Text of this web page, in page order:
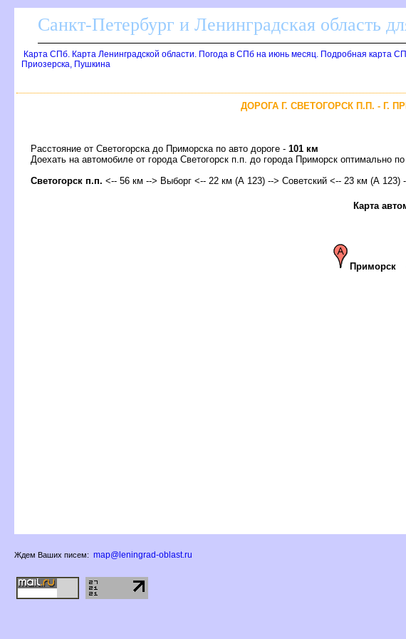
Санкт-Петербург и Ленинградская область
Карта СПб. Карта Ленинградской области. Погода в СПб на июнь месяц. Подробная карта
Приозерска, Пушкина
ДОРОГА Г. СВЕТОГОРСК П.П. - Г.
Расстояние от Светогорска до Приморска по авто дороге - 101 км
Доехать на автомобиле от города Светогорск п.п. до города Приморск оптимально
Светогорск п.п. <-- 56 км --> ыбор <-- 22 км (А 123) --> Советский <-- 23 км (А 123)
Карта
Приморск
Ждем Ваших писем: map@leningrad-oblast.ru